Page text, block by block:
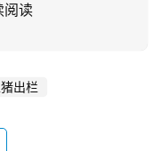
阅读
出栏